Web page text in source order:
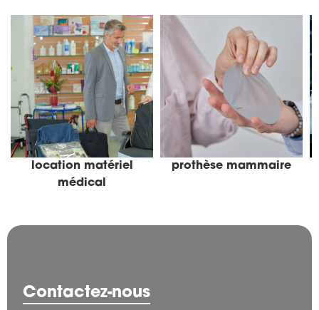
location matériel
médical
prothèse mammaire
Contactez-nous